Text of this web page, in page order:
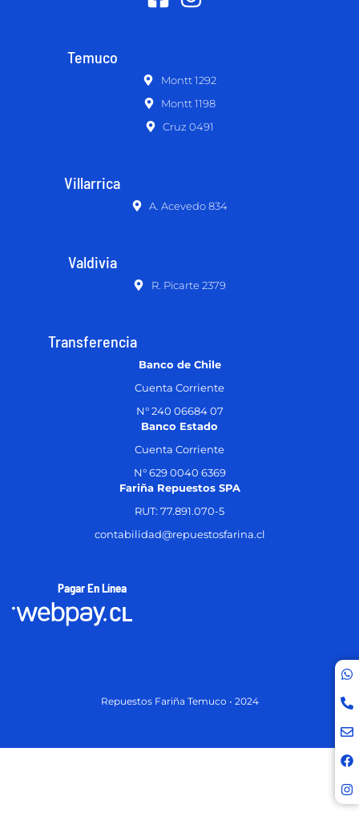
Temuco
Montt 1292
Montt 1198
Cruz 0491
Villarrica
A. Acevedo 834
Valdivia
R. Picarte 2379
Transferencia
Banco de Chile
Cuenta Corriente
N° 240 06684 07
Banco Estado
Cuenta Corriente
N° 629 0040 6369
Fariña Repuestos SPA
RUT: 77.891.070-5
contabilidad@repuestosfarina.cl
Pagar En Línea
Repuestos Fariña Temuco • 2024